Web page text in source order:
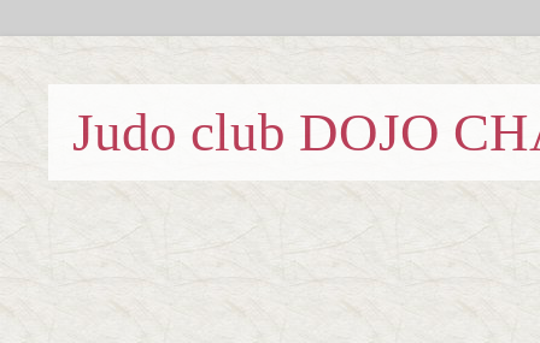
Judo club DOJO